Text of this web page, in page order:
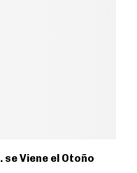
Viene el Otoño